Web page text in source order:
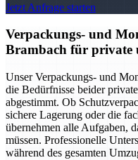
Jetzt Anfrage starten
Verpackungs- und
Brambach für private
Unser Verpackungs- und
die Bedürfnisse beider
abgestimmt. Ob
sichere Lagerung oder die
übernehmen alle Aufgaben,
müssen. Professionelle
während des gesamten